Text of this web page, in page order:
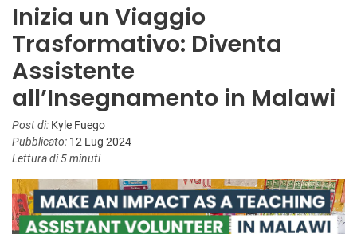
Inizia un Viaggio
Trasformativo: Diventa
Assistente
all’Insegnamento in Malawi
Post di: Kyle Fuego
Pubblicato: 12 Lug 2024
Lettura di 5 minuti